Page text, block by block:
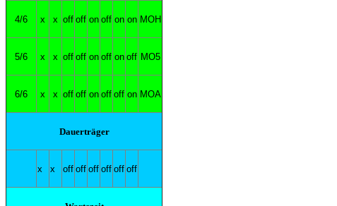
4/6 x x off off on off on on MOH
5/6 x x off off on off on off MO5
6/6 x x off off on off off on MOA
Dauerträger
x x off off off off off off